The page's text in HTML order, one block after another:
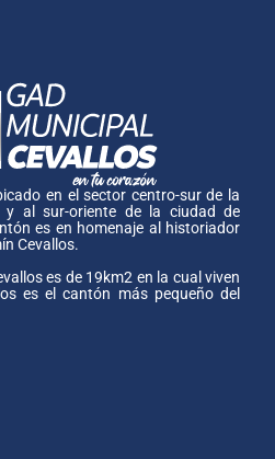
en el sector centro-sur de la
y al sur-oriente de la ciudad de
es en homenaje al historiador
Cevallos.
es de 19km2 en la cual viven
es el cantón más pequeño del